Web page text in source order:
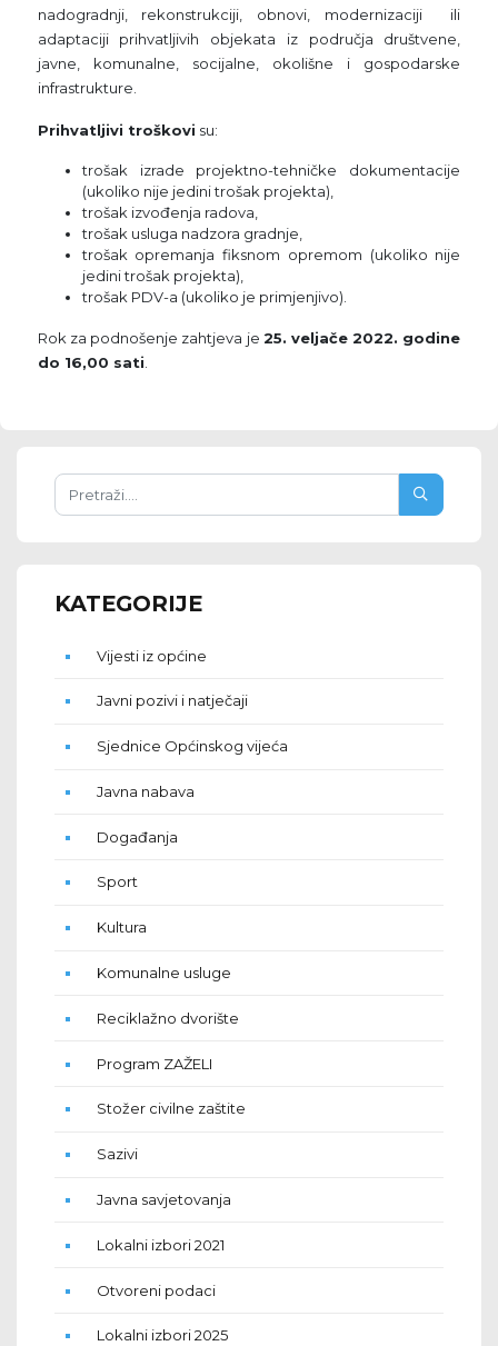
nadogradnji, rekonstrukciji, obnovi, modernizaciji ili
adaptaciji prihvatljivih objekata iz područja društvene,
javne, komunalne, socijalne, okolišne i gospodarske
infrastrukture.
Prihvatljivi troškovi su:
trošak izrade projektno-tehničke dokumentacije
(ukoliko nije jedini trošak projekta),
trošak izvođenja radova,
trošak usluga nadzora gradnje,
trošak opremanja fiksnom opremom (ukoliko nije
jedini trošak projekta),
trošak PDV-a (ukoliko je primjenjivo).
Rok za podnošenje zahtjeva je 25. veljače 2022. godine
do 16,00 sati
KATEGORIJE
Vijesti iz općine
Javni pozivi i natječaji
Sjednice Općinskog vijeća
Javna nabava
Događanja
Sport
Kultura
Komunalne usluge
Reciklažno dvorište
Program ZAŽELI
Stožer civilne zaštite
Sazivi
Javna savjetovanja
Lokalni izbori 2021
Otvoreni podaci
Lokalni izbori 2025